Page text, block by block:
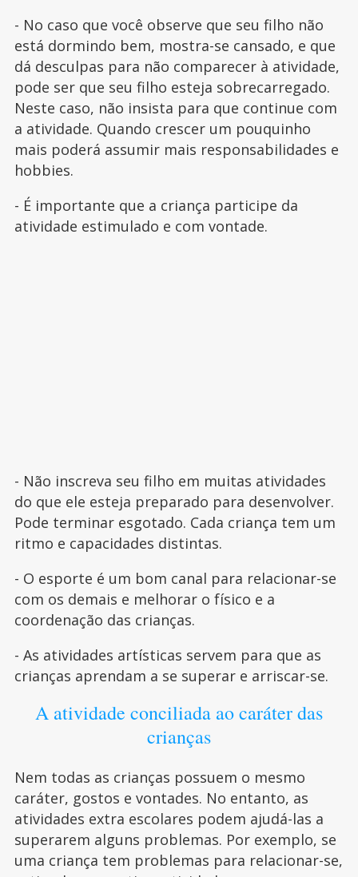
- No caso que você observe que seu filho não
está dormindo bem, mostra-se cansado, e que
dá desculpas para não comparecer à atividade,
pode ser que seu filho esteja sobrecarregado.
Neste caso, não insista para que continue com
a atividade. Quando crescer um pouquinho
mais poderá assumir mais responsabilidades e
hobbies.
- É importante que a criança participe da
atividade estimulado e com vontade.
- Não inscreva seu filho em muitas atividades
do que ele esteja preparado para desenvolver.
Pode terminar esgotado. Cada criança tem um
ritmo e capacidades distintas.
- O esporte é um bom canal para relacionar-se
com os demais e melhorar o físico e a
coordenação das crianças.
- As atividades artísticas servem para que as
crianças aprendam a se superar e arriscar-se.
A atividade conciliada ao caráter das
crianças
Nem todas as crianças possuem o mesmo
caráter, gostos e vontades. No entanto, as
atividades extra escolares podem ajudá-las a
superarem alguns problemas. Por exemplo, se
uma criança tem problemas para relacionar-se,